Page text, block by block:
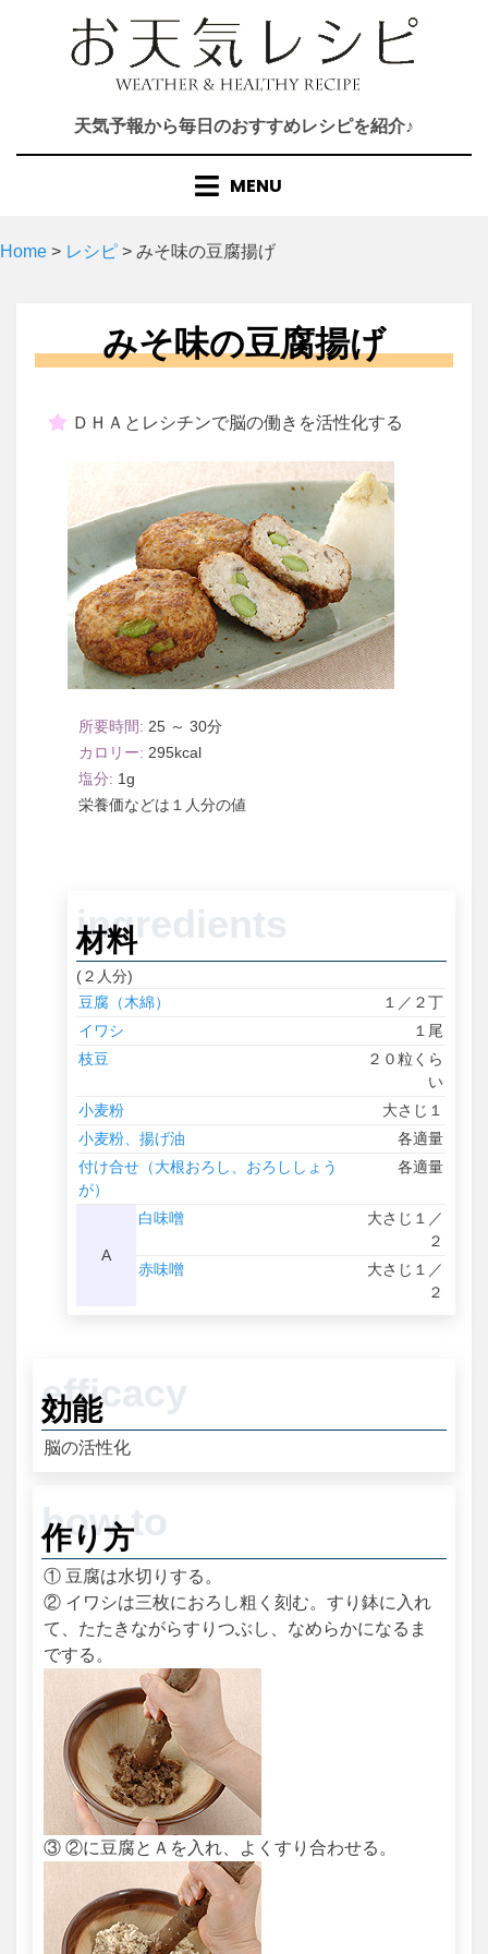
天気予報から毎日のおすすめレシピを紹介♪
MENU
Home > レシピ > みそ味の豆腐揚げ
みそ味の豆腐揚げ
ＤＨＡとレシチンで脳の働きを活性化する
25 ～ 30
295
1
１人分
材料
(２人分)
豆腐（木綿）
１／２丁
イワシ
１尾
枝豆
２０粒くら
い
小麦粉
大さじ１
小麦粉、揚げ油
各適量
付け合せ（大根おろし、おろししょう
が）
各適量
A
白味噌
大さじ１／
２
赤味噌
大さじ１／
２
効能
脳の活性化
作り方
① 豆腐は水切りする。
② イワシは三枚におろし粗く刻む。すり鉢に入れ
て、たたきながらすりつぶし、なめらかになるま
でする。
③ ②に豆腐とＡを入れ、よくすり合わせる。